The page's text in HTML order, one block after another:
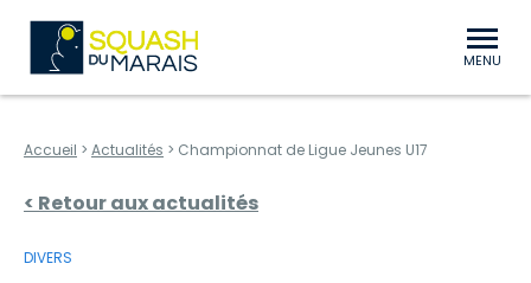
MENU
Accueil > Actualités > Championnat de Ligue Jeunes U17
< Retour aux actualités
DIVERS